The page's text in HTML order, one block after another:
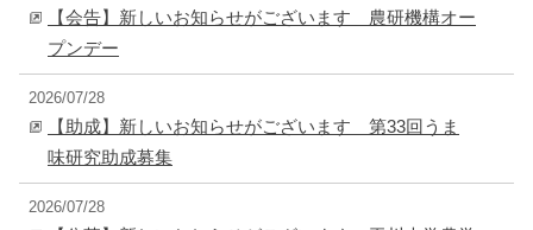
【会告】新しいお知らせがございます 農研機構オー
プンデー
2026/07/28
【助成】新しいお知らせがございます 第33回うま
味研究助成募集
2026/07/28